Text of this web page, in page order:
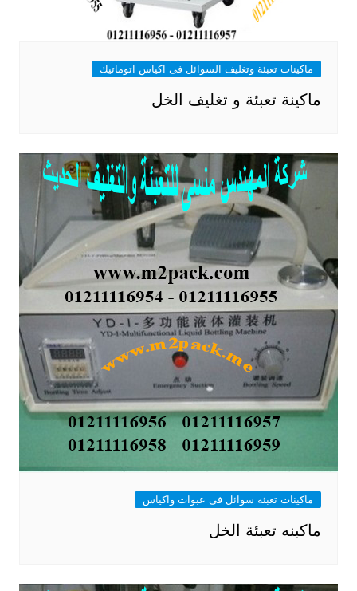
ماكينات تعبئة وتغليف السوائل فى اكياس اتوماتيك
ماكينة تعبئة و تغليف الخل
ماكينات تعبئة سوائل فى عبوات واكياس
ماكبنه تعبئة الخل